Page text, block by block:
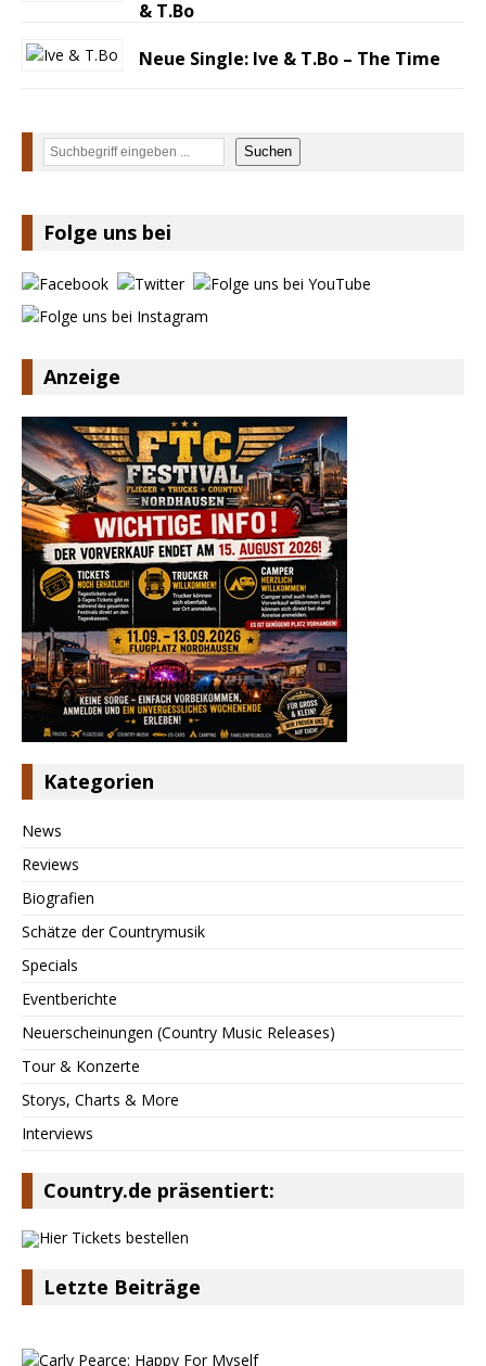
& T.Bo
Neue Single: Ive & T.Bo – The Time
Suchen Suchen
Folge uns bei
Anzeige
Kategorien
News
Reviews
Biografien
Schätze der Countrymusik
Specials
Eventberichte
Neuerscheinungen (Country Music Releases)
Tour & Konzerte
Storys, Charts & More
Interviews
Country.de präsentiert:
Letzte Beiträge